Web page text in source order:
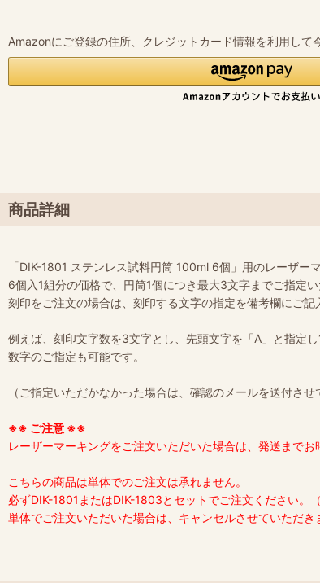
Amazonにご登録の住所、クレジットカード情報を利用して
商品詳細
「DIK-1801 ステンレス試料円筒 100ml 6個」用のレーザー
6個入1組分の価格で、円筒1個につき最大3文字までご指定い
刻印をご注文の場合は、刻印する文字の指定を備考欄にご記
例えば、刻印文字数を3文字とし、先頭文字を「A」と指定
数字のご指定も可能です。
（ご指定いただかなかった場合は、確認のメールを送付させ
※※ ご注意 ※※
レーザーマーキングをご注文いただいた場合は、発送までお
こちらの商品は単体でのご注文は承れません。
必ずDIK-1801またはDIK-1803とセットでご注文ください。
単体でご注文いただいた場合は、キャンセルさせていただき